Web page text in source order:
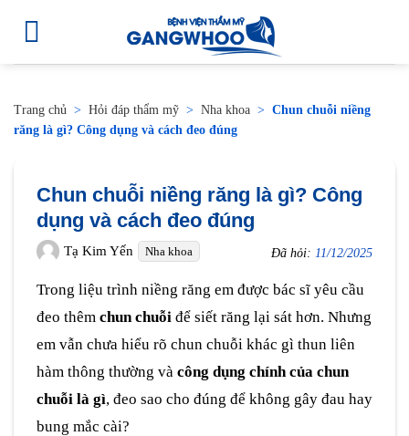
Trang chủ > Hỏi đáp thẩm mỹ > Nha khoa > Chun chuỗi niềng
răng là gì? Công dụng và cách đeo đúng
Chun chuỗi niềng răng là gì? Công
dụng và cách đeo đúng
Tạ Kim Yến Nha khoa Đã hỏi: 11/12/2025
Trong liệu trình niềng răng em được bác sĩ yêu cầu
đeo thêm chun chuỗi để siết răng lại sát hơn. Nhưng
em vẫn chưa hiểu rõ chun chuỗi khác gì thun liên
hàm thông thường và công dụng chính của chun
chuỗi là gì, đeo sao cho đúng để không gây đau hay
bung mắc cài?